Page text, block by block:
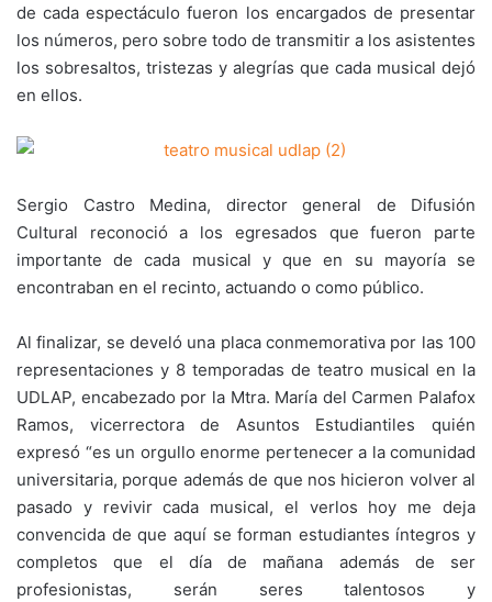
de cada espectáculo fueron los encargados de presentar
los números, pero sobre todo de transmitir a los asistentes
los sobresaltos, tristezas y alegrías que cada musical dejó
en ellos.
Sergio Castro Medina, director general de Difusión
Cultural reconoció a los egresados que fueron parte
importante de cada musical y que en su mayoría se
encontraban en el recinto, actuando o como público.
Al finalizar, se develó una placa conmemorativa por las 100
representaciones y 8 temporadas de teatro musical en la
UDLAP, encabezado por la Mtra. María del Carmen Palafox
Ramos, vicerrectora de Asuntos Estudiantiles quién
expresó “es un orgullo enorme pertenecer a la comunidad
universitaria, porque además de que nos hicieron volver al
pasado y revivir cada musical, el verlos hoy me deja
convencida de que aquí se forman estudiantes íntegros y
completos que el día de mañana además de ser
profesionistas, serán seres talentosos y